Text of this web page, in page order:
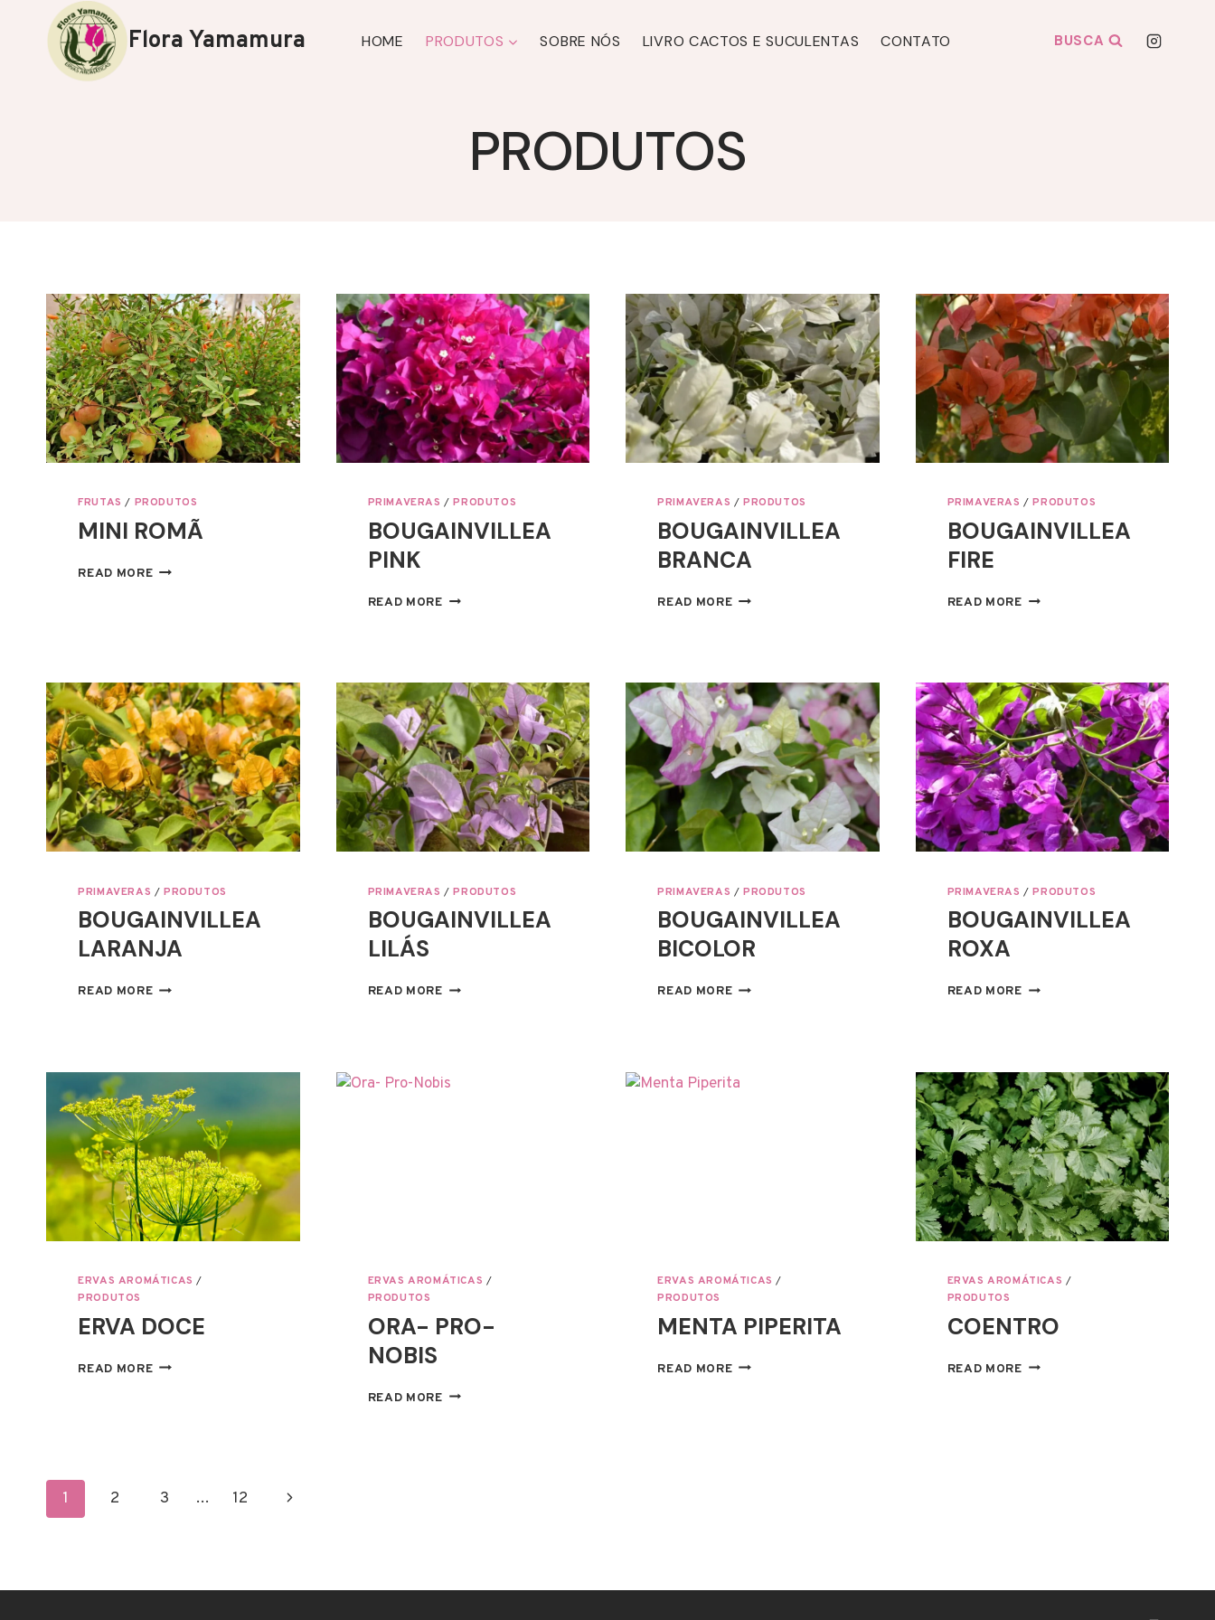
content
Flora Yamamura HOME PRODUTOS SOBRE NÓS LIVRO CACTOS E SUCULENTAS CONTATO BUSCA
PRODUTOS
FRUTAS / PRODUTOS
MINI ROMÃ
READ MOREMINI
PRIMAVERAS /PRODUTOS
BOUGAINVILLEA
PINK
READ MOREBOUGAINVILLEA
PRIMAVERAS / PRODUTOS
BOUGAINVILLEA
BRANCA
READ MOREBOUGAINVILLEA
PRIMAVERAS /PRODUTOS
BOUGAINVILLEA
FIRE
READ MOREBOUGAINVILLEA
PRIMAVERAS / PRODUTOS
BOUGAINVILLEA
LARANJA
READ MOREBOUGAINVILLEA
PRIMAVERAS /PRODUTOS
BOUGAINVILLEA
LILÁS
READ MOREBOUGAINVILLEA
PRIMAVERAS / PRODUTOS
BOUGAINVILLEA
BICOLOR
READ MOREBOUGAINVILLEA
PRIMAVERAS /PRODUTOS
BOUGAINVILLEA
ROXA
READ MOREBOUGAINVILLEA
ERVAS AROMÁTICAS /
PRODUTOS
ERVA DOCE
READ MOREERVA
ERVAS AROMÁTICAS /
PRODUTOS
ORA- PRO-
NOBIS
READ MOREORA-
ERVAS AROMÁTICAS /
PRODUTOS
MENTA PIPERITA
READ MOREMENTA
ERVAS AROMÁTICAS /
PRODUTOS
COENTRO
READ MORECOENTRO
PAGE
1 2 3 … 12
Next